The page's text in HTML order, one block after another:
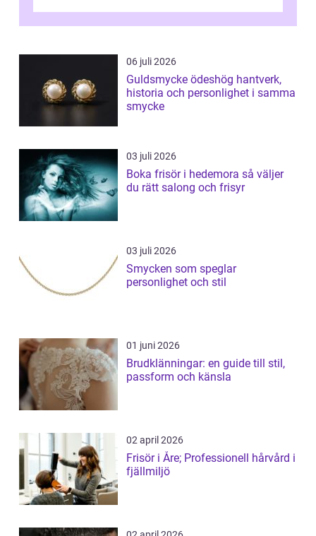
06 juli 2026
Guldsmycke ödeshög hantverk,
historia och personlighet i samma
smycke
03 juli 2026
Boka frisör i hedemora så väljer
du rätt salong och frisyr
03 juli 2026
Smycken som speglar
personlighet och stil
01 juni 2026
Brudklänningar: en guide till stil,
passform och känsla
02 april 2026
Frisör i Åre; Professionell hårvård i
fjällmiljö